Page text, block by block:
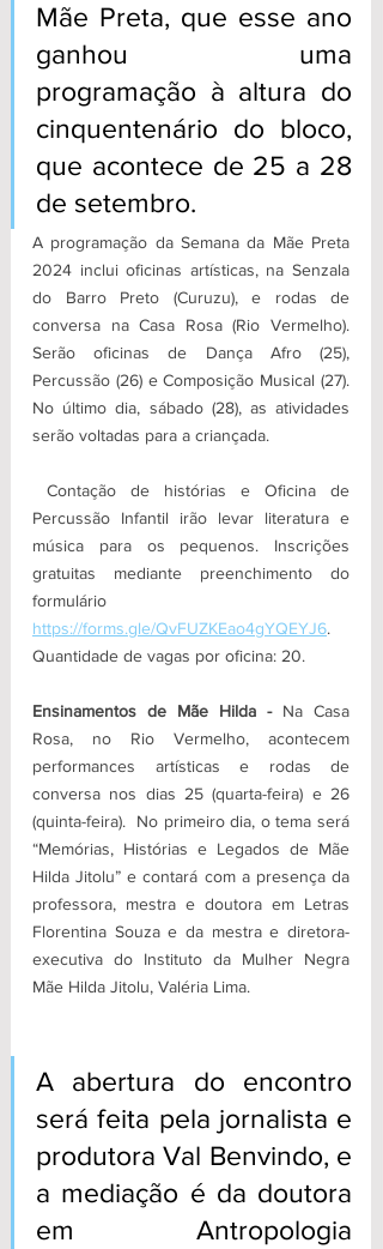
Mãe Preta, que esse ano
ganhou uma
programação à altura do
cinquentenário do bloco,
que acontece de 25 a 28
de setembro.
A programação da Semana da Mãe Preta
2024 inclui oficinas artísticas, na Senzala
do Barro Preto (Curuzu), e rodas de
conversa na Casa Rosa (Rio Vermelho).
Serão oficinas de Dança Afro (25),
Percussão (26) e Composição Musical (27).
No último dia, sábado (28), as atividades
serão voltadas para a criançada.
Percussão Infantil irão levar literatura e
música para os pequenos. Inscrições
gratuitas mediante preenchimento do
https://forms.gle/QvFUZKEao4gYQEYJ6.
Quantidade de vagas por oficina: 20.
Ensinamentos de Mãe Hilda - Na Casa
Rosa, no Rio Vermelho, acontecem
performances artísticas e rodas de
conversa nos dias 25 (quarta-feira) e 26
(quinta-feira).  No primeiro dia, o tema será
“Memórias, Histórias e Legados de Mãe
Hilda Jitolu” e contará com a presença da
professora, mestra e doutora em Letras
Florentina Souza e da mestra e diretora-
executiva do Instituto da Mulher Negra
Mãe Hilda Jitolu, Valéria Lima.
A abertura do encontro
será feita pela jornalista e
produtora Val Benvindo, e
a mediação é da doutora
em Antropologia